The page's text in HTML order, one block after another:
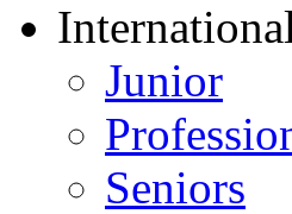
Junior
Seniors